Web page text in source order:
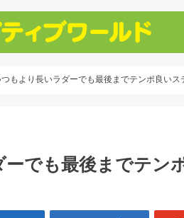
つもより長いラダーでも最後までテンポ良いス
でも最後までテン